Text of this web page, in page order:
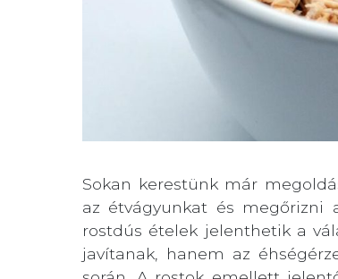
Sokan kerestünk már
az étvágyunkat és megőrizni
rostdús ételek jelenthetik a
javítanak, hanem az